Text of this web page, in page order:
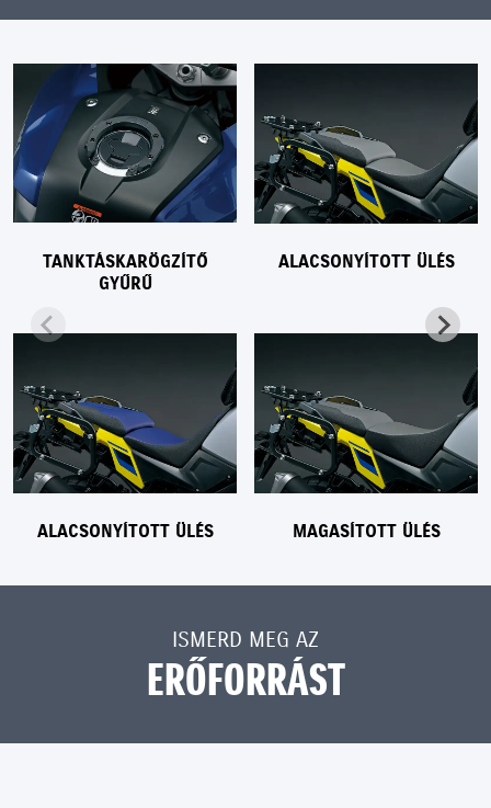
TANKTÁSKARÖGZÍTŐ
GYŰRŰ
ALACSONYÍTOTT ÜLÉS
ALACSONYÍTOTT ÜLÉS MAGASÍTOTT ÜLÉS
ISMERD MEG AZ
ERŐFORRÁST